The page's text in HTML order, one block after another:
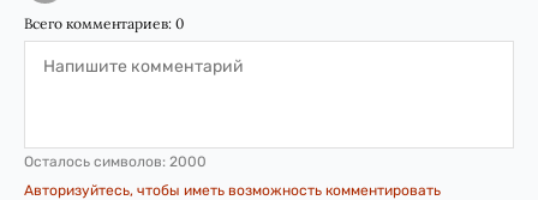
Всего комментариев: 0
Осталось символов: 2000
Авторизуйтесь, чтобы иметь возможность комментировать